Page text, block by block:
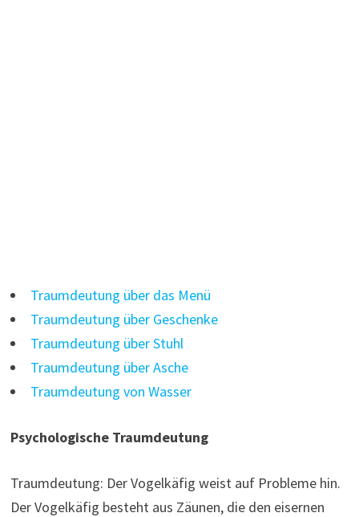
Traumdeutung über das Menü
Traumdeutung über Geschenke
Traumdeutung über Stuhl
Traumdeutung über Asche
Traumdeutung von Wasser
Psychologische Traumdeutung
Traumdeutung: Der Vogelkäfig weist auf Probleme hin.
Der Vogelkäfig besteht aus Zäunen, die den eisernen